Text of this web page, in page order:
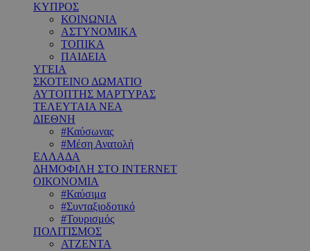
ΚΥΠΡΟΣ
ΚΟΙΝΩΝΙΑ
ΑΣΤΥΝΟΜΙΚΑ
ΤΟΠΙΚΑ
ΠΑΙΔΕΙΑ
ΥΓΕΙΑ
ΣΚΟΤΕΙΝΟ ΔΩΜΑΤΙΟ
ΑΥΤΟΠΤΗΣ ΜΑΡΤΥΡΑΣ
ΤΕΛΕΥΤΑΙΑ ΝΕΑ
ΔΙΕΘΝΗ
#Καύσωνας
#Μέση Ανατολή
ΕΛΛΑΔΑ
ΔΗΜΟΦΙΛΗ ΣΤΟ INTERNET
ΟΙΚΟΝΟΜΙΑ
#Καύσιμα
#Συνταξιοδοτικό
#Τουρισμός
ΠΟΛΙΤΙΣΜΟΣ
ΑΤΖΕΝΤΑ